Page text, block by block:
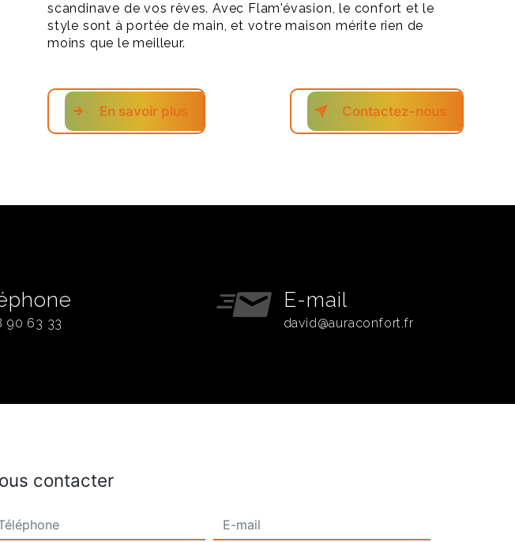
scandinave de vos rêves. Avec Flam'évasion, le confort et le
style sont à portée de main, et votre maison mérite rien de
moins que le meilleur.
En savoir plus Contactez-nous
90 63 33
E-mail
david@auraconfort.fr
contacter